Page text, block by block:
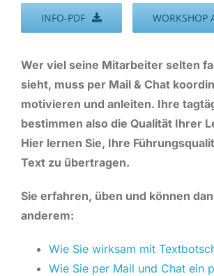
INFO-PDF WORKSHOP
Wer viel seine Mitarbeiter selten
sieht, muss per Mail & Chat
motivieren und anleiten. Ihre
bestimmen also die Qualität Ihrer
Hier lernen Sie, Ihre
Text zu übertragen.
Sie erfahren, üben und können
anderem:
Wie Sie wirksam mit
Wie Sie per Mail und Chat ein